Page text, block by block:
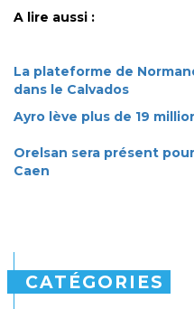
A lire aussi :
La plateforme de
dans le Calvados
Ayro lève plus de 19
Orelsan sera présent
Caen
CATÉGORIES